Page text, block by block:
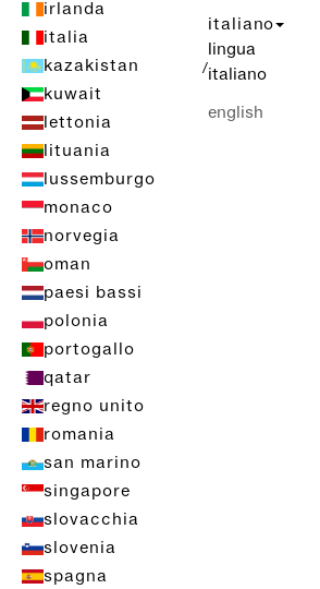
irlanda
italia
kazakistan
kuwait
lettonia
lituania
lussemburgo
monaco
norvegia
oman
paesi bassi
polonia
portogallo
qatar
regno unito
romania
san marino
singapore
slovacchia
slovenia
spagna
/
italiano
lingua
italiano
english